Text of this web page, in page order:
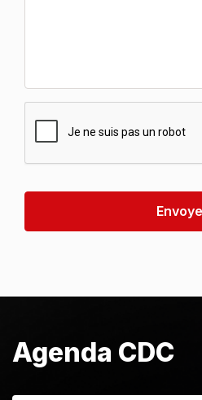
Agenda CDC